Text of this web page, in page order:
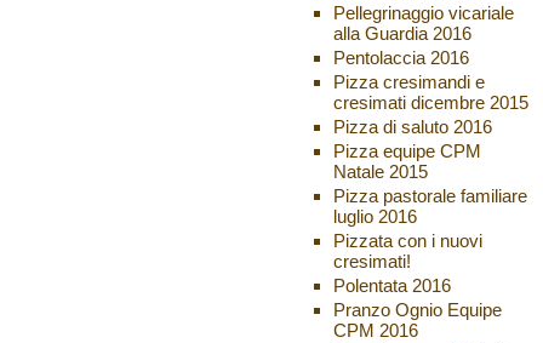
Pellegrinaggio vicariale
alla Guardia 2016
Pentolaccia 2016
Pizza cresimandi e
cresimati dicembre 2015
Pizza di saluto 2016
Pizza equipe CPM
Natale 2015
Pizza pastorale familiare
luglio 2016
Pizzata con i nuovi
cresimati!
Polentata 2016
Pranzo Ognio Equipe
CPM 2016